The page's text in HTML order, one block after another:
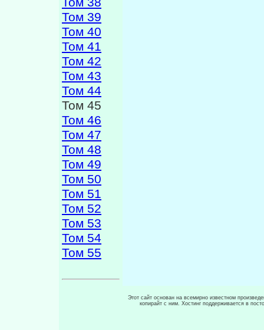
Том 39
Том 40
Том 41
Том 42
Том 43
Том 44
Том 45
Том 46
Том 47
Том 48
Том 49
Том 50
Том 51
Том 52
Том 53
Том 54
Том 55
Этот сайт основан на всемирно известном
копирайт с ним. Хостинг поддерживается в